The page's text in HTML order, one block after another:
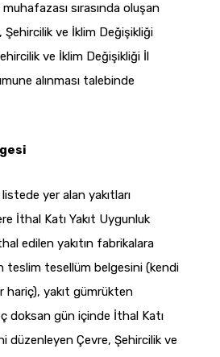
sırasında oluşan
Şehircilik ve İklim Değişikliği
ve İklim Değişikliği İl
alınması talebinde
listede yer alan yakıtları
İthal Katı Yakıt Uygunluk
edilen yakıtın fabrikalara
teslim tesellüm belgesini (kendi
hariç), yakıt gümrükten
doksan gün içinde İthal Katı
düzenleyen Çevre, Şehircilik ve